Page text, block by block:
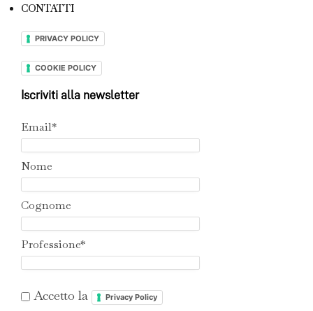
CONTATTI
PRIVACY POLICY
COOKIE POLICY
Iscriviti alla newsletter
Email*
Nome
Cognome
Professione*
Accetto la Privacy Policy